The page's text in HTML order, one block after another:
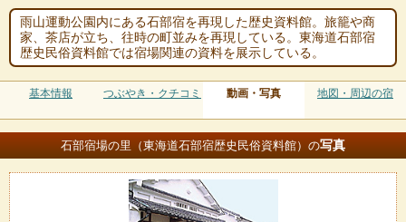
雨山運動公園内にある石部宿を再現した歴史資料館。旅籠や商
家、茶店が立ち、往時の町並みを再現している。東海道石部宿
歴史民俗資料館では宿場関連の資料を展示している。
基本情報 つぶやき・クチコミ 動画・写真 地図・周辺の宿
石部宿場の里（東海道石部宿歴史民俗資料館）の写真